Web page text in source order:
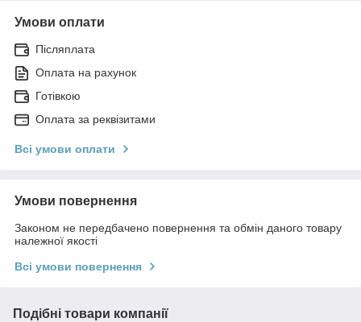
Умови оплати
Післяплата
Оплата на рахунок
Готівкою
Оплата за реквізитами
Всі умови оплати
Умови повернення
Законом не передбачено повернення та обмін даного товару
належної якості
Всі умови повернення
Подібні товари компанії